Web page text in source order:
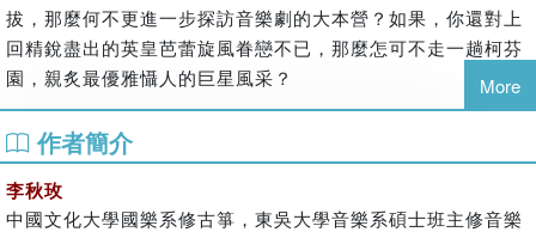
拔，那麼何不更進一步探訪音樂劇的大本營？如果，你還對上
回精銳盡出的英皇芭蕾旋風眷戀不已，那麼怎可不走一趟柯芬
園，親炙最優雅懾人的巨星風采？
英國，一個深具傳統底蘊也不畏挑戰前衛的國度，該如何抽絲
剝繭走入她的心靈深處？讓本書從音樂、舞蹈與戲劇的角度，
帶你親臨大不列顛的表演藝術最前線！
More
作者簡介
李秋玫
中國文化大學國樂系修古箏，東吳大學音樂系碩士班主修音樂